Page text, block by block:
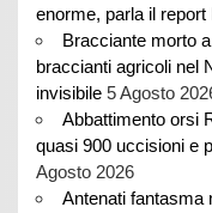
enorme, parla il
Bracciante morto
braccianti agricoli nel
invisibile 5 Agosto
Abbattimento orsi
quasi 900 uccisioni e
Agosto 2026
Antenati fantasma